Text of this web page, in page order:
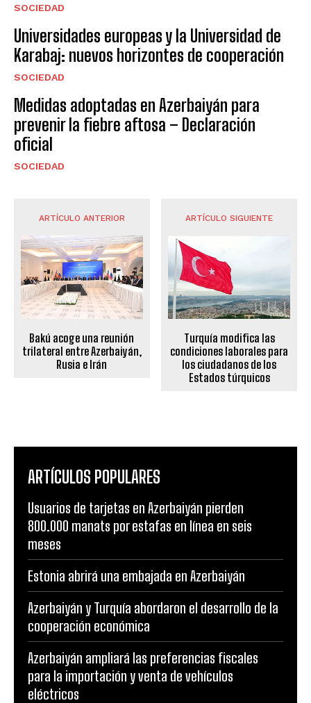
SOCIEDAD
Universidades europeas y la Universidad de
Karabaj: nuevos horizontes de cooperación
SOCIEDAD
Medidas adoptadas en Azerbaiyán para
prevenir la fiebre aftosa – Declaración
oficial
SOCIEDAD
ARTÍCULO ANTERIOR
Bakú acoge una reunión
trilateral entre Azerbaiyán,
Rusia e Irán
ARTÍCULO SIGUIENTE
Turquía modifica las
condiciones laborales para
los ciudadanos de los
Estados túrquicos
ARTÍCULOS POPULARES
Usuarios de tarjetas en Azerbaiyán pierden
800.000 manats por estafas en línea en seis
meses
Estonia abrirá una embajada en Azerbaiyán
Azerbaiyán y Turquía abordaron el desarrollo de la
cooperación económica
Azerbaiyán ampliará las preferencias fiscales
para la importación y venta de vehículos
eléctricos